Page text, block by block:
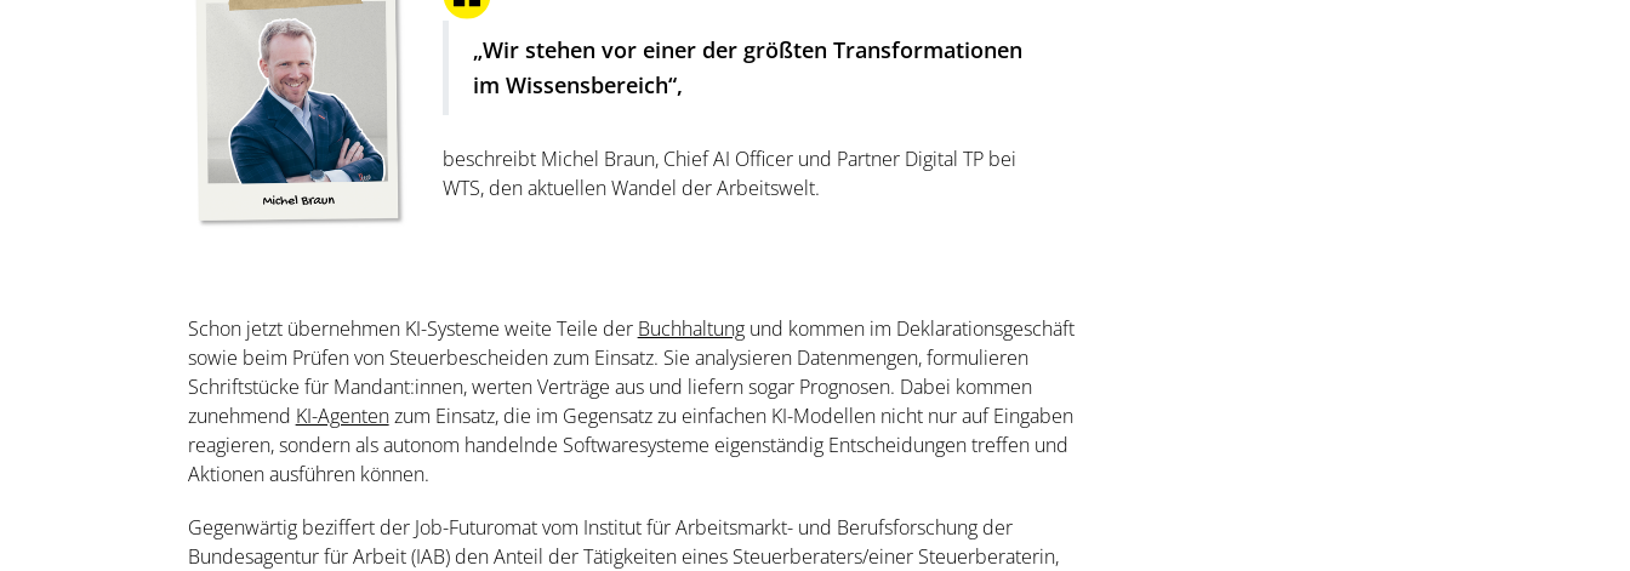
„Wir stehen vor einer der größten Transformationen
im Wissensbereich“,
beschreibt Michel Braun, Chief AI Officer und Partner Digital TP bei
WTS, den aktuellen Wandel der Arbeitswelt.
Schon jetzt übernehmen KI-Systeme weite Teile der Buchhaltungund kommen im Deklarationsgeschäft
sowie beim Prüfen von Steuerbescheiden zum Einsatz. Sie analysieren Datenmengen, formulieren
Schriftstücke für Mandant:innen, werten Verträge aus und liefern sogar Prognosen. Dabei kommen
zunehmend KI-Agentenzum Einsatz, die im Gegensatz zu einfachen KI-Modellen nicht nur auf Eingaben
reagieren, sondern als autonom handelnde Softwaresysteme eigenständig Entscheidungen treffen und
Aktionen ausführen können.
Gegenwärtig beziffert der Job-­Futuromat vom Institut für Arbeitsmarkt- und Berufsforschung der
Bundesagentur für Arbeit (IAB) den Anteil der Tätigkeiten eines Steuerberaters/einer Steuerberaterin,